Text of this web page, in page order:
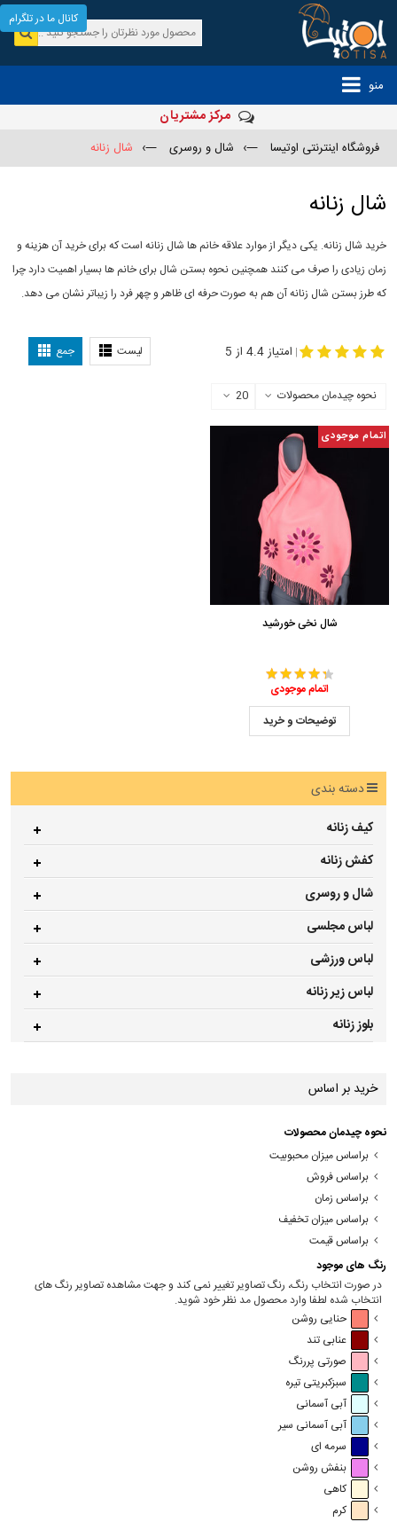
منو
مرکز مشتریان
فروشگاه اینترنتی اوتیسا —› شال و روسری —› شال زنانه
شال زنانه
خرید شال زنانه. یکی دیگر از موارد علاقه خانم ها شال زنانه است که برای خرید آن هزینه و
زمان زیادی را صرف می کنند همچنین نحوه بستن شال برای خانم ها بسیار اهمیت دارد چرا
که طرز بستن شال زنانه آن هم به صورت حرفه ای ظاهر و چهر فرد را زیباتر نشان می دهد.
لیست جمع | امتیاز 4.4 از 5
نحوه چیدمان محصولات 20
اتمام موجودی
شال نخی خورشید
اتمام موجودی
توضیحات و خرید
دسته بندی
کیف زنانه
کفش زنانه
شال و روسری
لباس مجلسی
لباس ورزشی
لباس زیر زنانه
بلوز زنانه
خرید بر اساس
نحوه چیدمان محصولات
براساس میزان محبوبیت
براساس فروش
براساس زمان
براساس میزان تخفیف
براساس قیمت
رنگ های موجود
در صورت انتخاب رنگ، رنگ تصاویر تغییر نمی کند و جهت مشاهده تصاویر رنگ های
انتخاب شده لطفا وارد محصول مد نظر خود شوید.
حنایی روشن
عنابی تند
صورتی پررنگ
سبزکبریتی تیره
آبی آسمانی
آبی آسمانی سیر
سرمه ای
بنفش روشن
کاهی
کرم
کانال ما در تلگرام